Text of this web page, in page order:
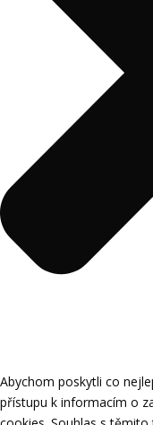
Abychom poskytli co
přístupu k informacím o